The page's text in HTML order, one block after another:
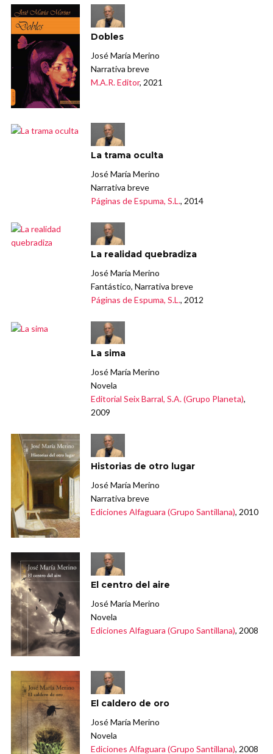
Dobles
José María Merino
Narrativa breve
M.A.R. Editor, 2021
La trama oculta
José María Merino
Narrativa breve
Páginas de Espuma, S.L., 2014
La realidad quebradiza
José María Merino
Fantástico, Narrativa breve
Páginas de Espuma, S.L., 2012
La sima
José María Merino
Novela
Editorial Seix Barral, S.A. (Grupo Planeta),
2009
Historias de otro lugar
José María Merino
Narrativa breve
Ediciones Alfaguara (Grupo Santillana), 2010
El centro del aire
José María Merino
Novela
Ediciones Alfaguara (Grupo Santillana), 2008
El caldero de oro
José María Merino
Novela
Ediciones Alfaguara (Grupo Santillana), 2008